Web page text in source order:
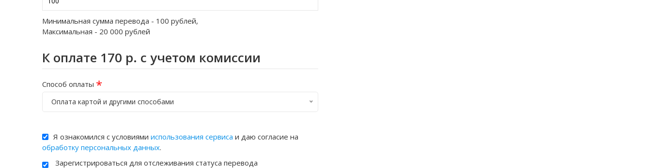
Минимальная сумма перевода - 100 рублей,
Максимальная - 20 000 рублей
К оплате 170 р. с учетом комиссии
Способ оплаты *
Оплата картой и другими способами
Я ознакомился с условиями использования сервиса и даю согласие на
обработку персональных данных.
Зарегистрироваться для отслеживания статуса перевода